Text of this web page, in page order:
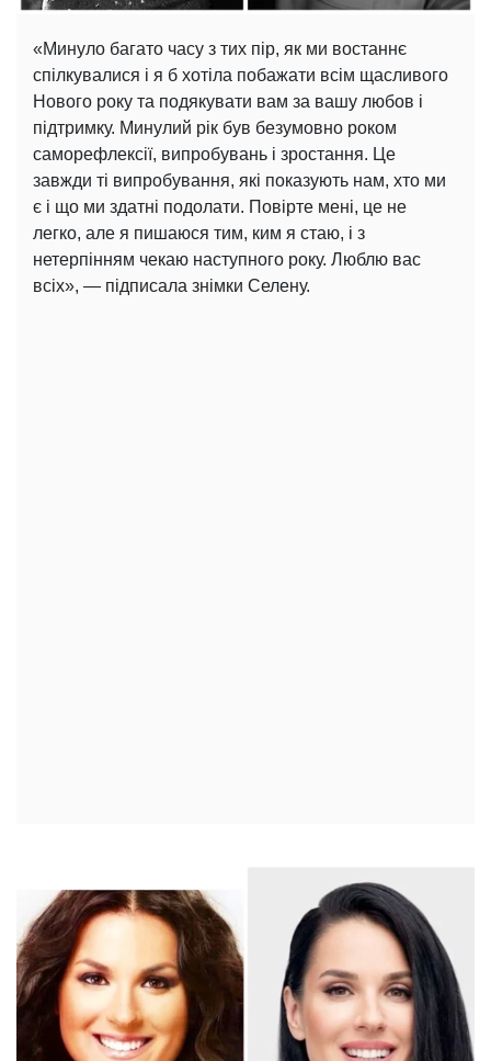
«Минуло багато часу з тих пір, як ми востаннє
спілкувалися і я б хотіла побажати всім щасливого
Нового року та подякувати вам за вашу любов і
підтримку. Минулий рік був безумовно роком
саморефлексії, випробувань і зростання. Це
завжди ті випробування, які показують нам, хто ми
є і що ми здатні подолати. Повірте мені, це не
легко, але я пишаюся тим, ким я стаю, і з
нетерпінням чекаю наступного року. Люблю вас
всіх», — підписала знімки Селену.